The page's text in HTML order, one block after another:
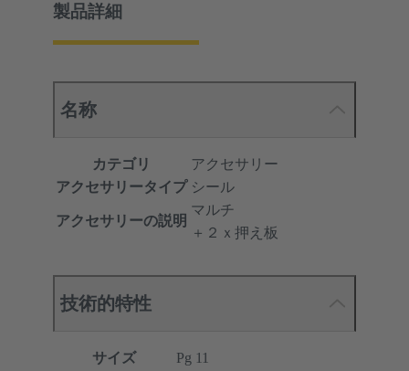
製品詳細
名称
カテゴリ
アクセサリー
アクセサリータイプ シール
アクセサリーの説明
マルチ
＋２ｘ押え板
技術的特性
サイズ
Pg 11